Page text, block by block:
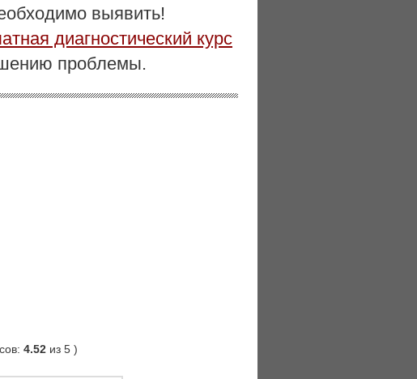
выявить!
диагностический курс
проблемы.
: 4.52из 5)